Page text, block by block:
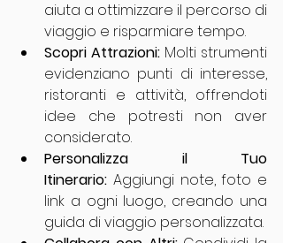
aiuta a ottimizzare il percorso di
viaggio e risparmiare tempo.
Scopri Attrazioni: Molti strumenti
evidenziano punti di interesse,
ristoranti e attività, offrendoti
idee che potresti non aver
considerato.
Personalizza il Tuo
Itinerario: Aggiungi note, foto e
link a ogni luogo, creando una
guida di viaggio personalizzata.